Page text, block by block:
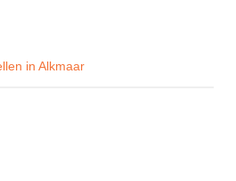
in Alkmaar